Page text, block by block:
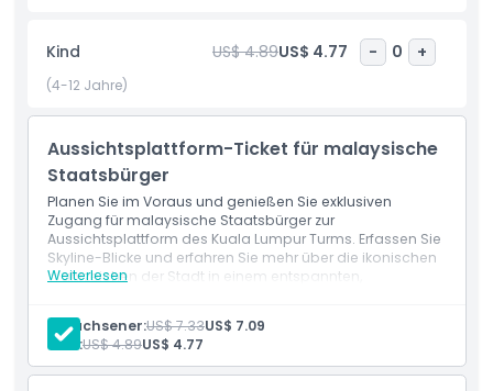
Enthusiasten, die die besten Ausblicke auf Kuala Lumpur
erleben möchten. Es ist mehr als nur ein Aussichtspunkt –
es ist eine Chance, die Größe, Schönheit und Lebendigkeit
der Top-Attraktionen in Kuala Lumpur für ein
unvergessliches Stadterlebnis.
Highlights
Richtlinie für Kinder und Erwachsene
Kind US$ 4.89US$ 4.77 - 0 +
(4-12 Jahre)
Aussichtsplattform-Ticket für malaysische
Staatsbürger
Planen Sie im Voraus und genießen Sie exklusiven
Zugang für malaysische Staatsbürger zur
Aussichtsplattform des Kuala Lumpur Turms. Erfassen Sie
Skyline-Blicke und erfahren Sie mehr über die ikonischen
Wahrzeichen der Stadt in einem entspannten,
Weiterlesen
Erwachsener:US$ 7.33US$ 7.09
Kind:US$ 4.89US$ 4.77